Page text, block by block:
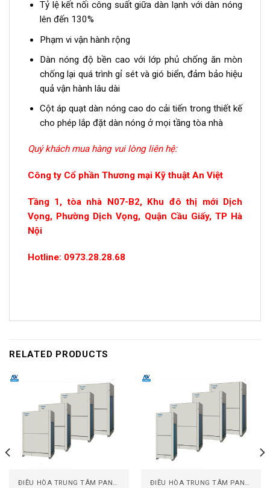
Tỷ lệ kết nối công suất giữa dàn lạnh với dàn nóng
lên đến 130%
Phạm vi vận hành rộng
Dàn nóng độ bền cao với lớp phủ chống ăn mòn
chống lại quá trình gỉ sét và gió biển, đảm bảo hiệu
quả vận hành lâu dài
Cột áp quạt dàn nóng cao do cải tiến trong thiết kế
cho phép lắp đặt dàn nóng ở mọi tầng tòa nhà
Quý khách mua hàng vui lòng liên hệ:
Công ty Cổ phần Thương mại Kỹ thuật An Việt
Tầng 1, tòa nhà N07-B2, Khu đô thị mới Dịch
Vọng, Phường Dịch Vọng, Quận Cầu Giấy, TP Hà
Nội
Hotline: 0973.28.28.68
RELATED PRODUCTS
ĐIỀU HÒA TRUNG TÂM PANASONIC ĐIỀU HÒA TRUNG TÂM PANASONIC